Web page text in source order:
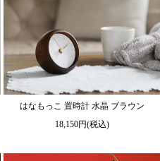
はなもっこ 置時計 水晶 ブラウン
18,150円(税込)